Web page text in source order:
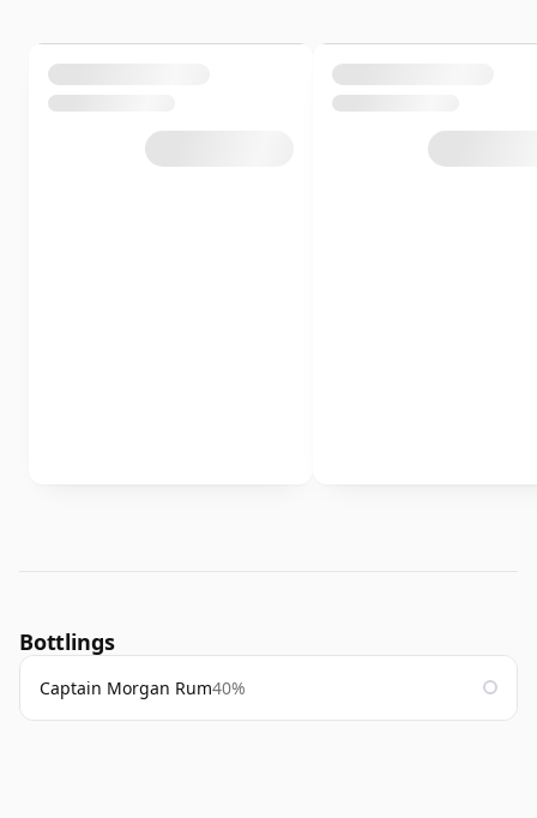
Bottlings
Captain Morgan Rum40%